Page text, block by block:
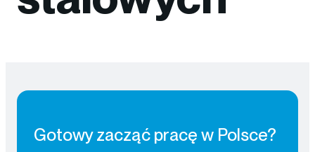
Gotowy zacząć pracę w Polsce?